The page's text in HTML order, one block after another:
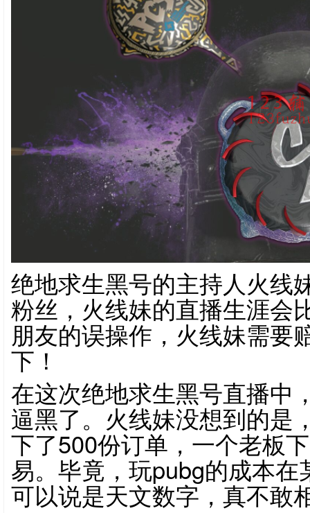
绝地求生黑号的主持人火线
粉丝，火线妹的直播生涯会
朋友的误操作，火线妹需要
下！
在这次绝地求生黑号直播中
逼黑了。火线妹没想到的是
下了500份订单，一个老板
易。毕竟，玩pubg的成本
可以说是天文数字，真不敢